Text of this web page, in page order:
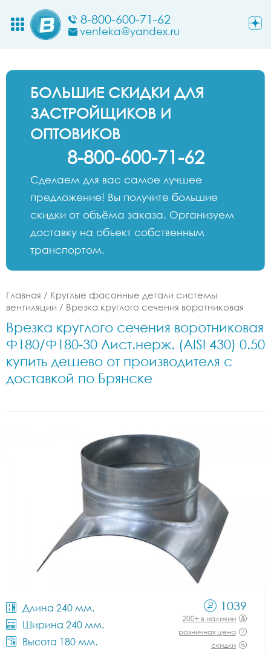
8-800-600-71-62
venteka@yandex.ru
БОЛЬШИЕ СКИДКИ ДЛЯ
ЗАСТРОЙЩИКОВ И
ОПТОВИКОВ
8-800-600-71-62
Сделаем для вас самое лучшее
предложение! Вы получите большие
скидки от объёма заказа. Организуем
доставку на объект собственным
транспортом.
Главная / Круглые фасонные детали системы
вентиляции / Врезка круглого сечения воротниковая
Врезка круглого сечения воротниковая
Ф180/Ф180-30 Лист.нерж. (AISI 430) 0.50
купить дешево от производителя с
доставкой по Брянске
Длина 240 мм.
Ширина 240 мм.
Высота 180 мм.
1039
200+ в наличии
розничная цена
скидки